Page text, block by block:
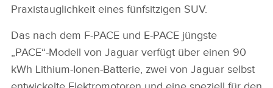
Praxistauglichkeit eines fünfsitzigen SUV.
Das nach dem F‑PACE und E‑PACE jüngste
„PACE“‑Modell von Jaguar verfügt über einen 90
kWh Lithium‑Ionen‑Batterie, zwei von Jaguar selbst